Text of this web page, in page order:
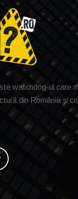
watchdog-ul care
din România și